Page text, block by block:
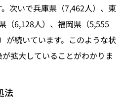
次いで兵庫県（7,462人）、東
（6,128人）、福岡県（5,555
が続いています。このような状
拡大していることがわかりま
法